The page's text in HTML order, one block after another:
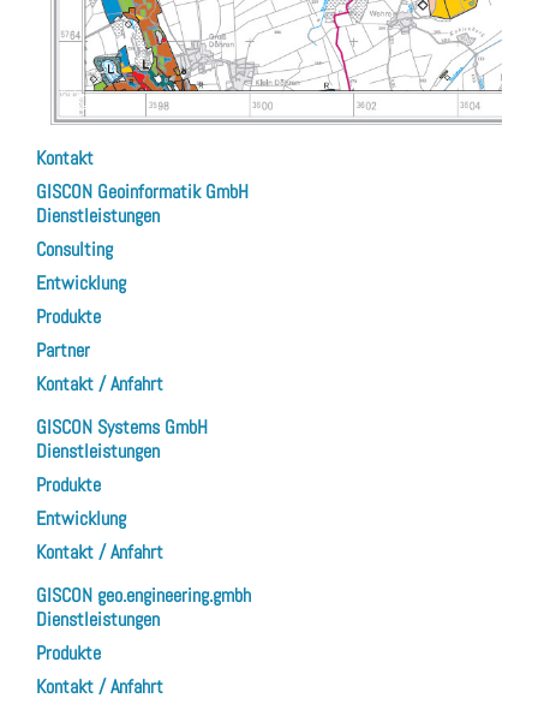
Kontakt
GISCON Geoinformatik GmbH
Dienstleistungen
Consulting
Entwicklung
Produkte
Partner
Kontakt / Anfahrt
GISCON Systems GmbH
Dienstleistungen
Produkte
Entwicklung
Kontakt / Anfahrt
GISCON geo.engineering.gmbh
Dienstleistungen
Produkte
Kontakt / Anfahrt